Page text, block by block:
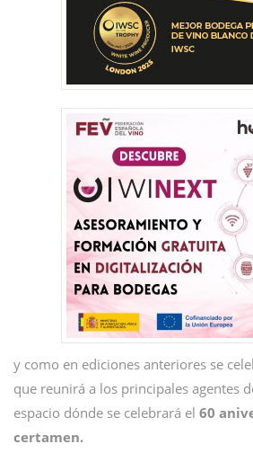
y como en ediciones anteriores se
que reunirá a los principales agentes
espacio dónde se celebrará el 60
certamen.